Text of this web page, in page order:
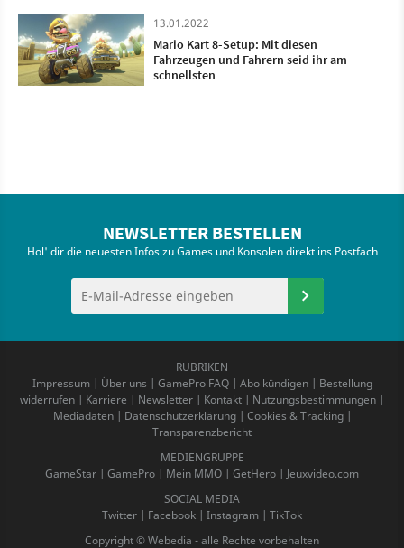
13.01.2022
Mario Kart 8-Setup: Mit diesen
Fahrzeugen und Fahrern seid ihr am
schnellsten
NEWSLETTER BESTELLEN
Hol' dir die neuesten Infos zu Games und Konsolen direkt ins Postfach
RUBRIKEN
Impressum| Über uns | GamePro FAQ| Abo kündigen| Bestellung
widerrufen | Karriere | Newsletter | Kontakt | Nutzungsbestimmungen |
Mediadaten| Datenschutzerklärung| Cookies & Tracking|
Transparenzbericht
MEDIENGRUPPE
GameStar | GamePro | Mein MMO | GetHero | Jeuxvideo.com
SOCIAL MEDIA
Twitter | Facebook | Instagram | TikTok
Copyright © Webedia - alle Rechte vorbehalten